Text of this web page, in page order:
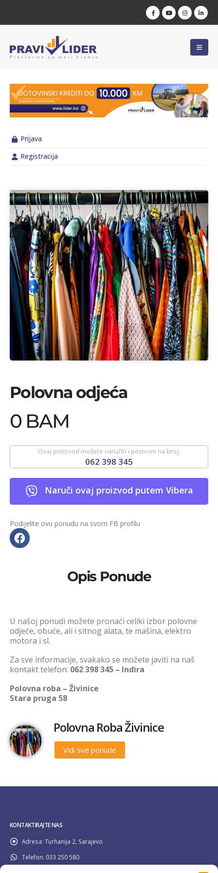
Prijava
Registracija
Polovna odjeća
0 BAM
Ovaj proizvod možete naručiti i pozivom na broj:
062 398 345
Naruči ovaj proizvod putem Vibera
Podijelite ovu ponudu na svom FB profilu
Opis Ponude
U našoj ponudi možete pronaći celiki izbor polovne
odjeće, obuće, ali i sitnog alata, te mašina, elektro
motora i sl.
Za sve informacije, svakako se možete javiti na naš
kontakt telefon: 062 398 345 – Indira
Polovna roba – Živinice
Stara pruga 58
Polovna Roba Živinice
Vidi sve ponude
KONTAKTIRAJTE NAS
Adresa: Turhanija 2, Sarajevo
Telefon: 033 250 580